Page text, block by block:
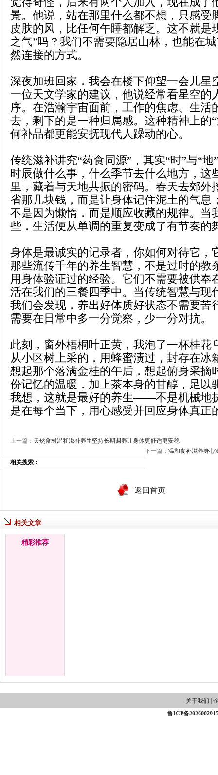
景。他说，站在那里什么都不想，只感受
皮肤的风，比任何午睡都解乏。这不就是
之气”吗？我们不需要隐居山林，也能在
然连接的方式。
深夜加班回家，我会在楼下仰望一会儿星
一位天文学家的建议，他说经常看星空的
序。在浩瀚宇宙面前，工作的焦虑、生活
去，剩下的是一种归属感。这种精神上的
何补品都更能安抚现代人躁动的心。
传统滋补讲究“药食同源”，其实“时”与“
时辰做什么事，什么季节去什么地方，这
里，藏着与天地共振的密码。春天去郊外
省那几块钱，而是让身体记住泥土的气息
不是因为懒惰，而是顺应收藏的规律。当
些，生活便从单调的重复变成了有节奏的
身体是最诚实的记录者，你如何对待它，
那些流传千年的养生智慧，不是过时的教
用身体验证过的经验。它们不需要被供奉
活在我们的三餐四季中。当传统智慧与现
我们会发现，养出好体质好状态不需要苦
需要在日常中多一分觉察，少一分对抗。
此刻，窗外梧桐叶正黄，我泡了一杯桂花
从小区树上采的，用蜂蜜渍过，封存在冰
想起那个落满金桂的午后，想起俯身采摘
份记忆的温暖，加上茶本身的甘醇，足以
我想，这就是最好的养生——不是机械地
是在每个当下，用心感受并回应身体真正
上一篇： 天然食材温和滋补养生坚持长期调养让身体更舒适更安稳
下一篇： 温和食补滋养身心
相关搜索：
返回首页
相关文章
精彩推荐
关于我们
鲁ICP备